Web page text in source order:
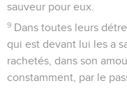
sauveur pour eux.
9 Dans toutes leurs
qui est devant lui les a
rachetés, dans son
constamment, par le